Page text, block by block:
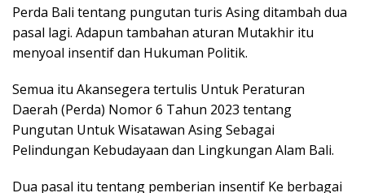
Perda Bali tentang pungutan turis Asing ditambah dua
pasal lagi. Adapun tambahan aturan Mutakhir itu
menyoal insentif dan Hukuman Politik.
Semua itu Akansegera tertulis Untuk Peraturan
Daerah (Perda) Nomor 6 Tahun 2023 tentang
Pungutan Untuk Wisatawan Asing Sebagai
Pelindungan Kebudayaan dan Lingkungan Alam Bali.
Dua pasal itu tentang pemberian insentif Ke berbagai